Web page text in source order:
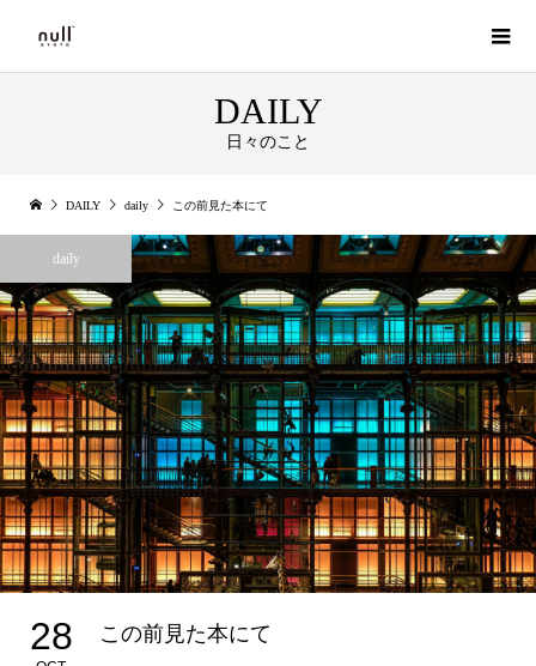
DAILY
日々のこと
DAILY daily この前見た本にて
daily
28 この前見た本にて